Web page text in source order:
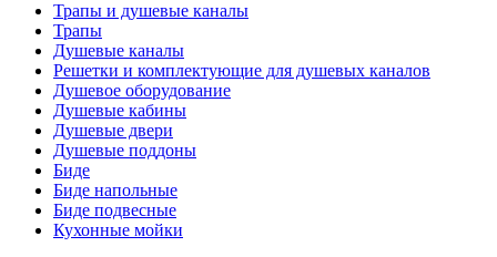
Трапы и душевые каналы
Трапы
Душевые каналы
Решетки и комплектующие для душевых каналов
Душевое оборудование
Душевые кабины
Душевые двери
Душевые поддоны
Биде
Биде напольные
Биде подвесные
Кухонные мойки